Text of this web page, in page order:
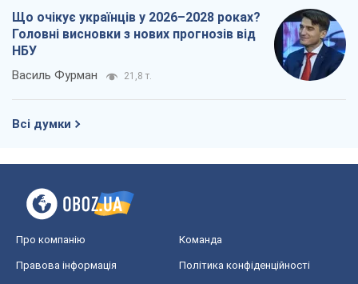
Що очікує українців у 2026–2028 роках?
Головні висновки з нових прогнозів від
НБУ
Василь Фурман 21,8 т.
Всі думки
Про компанію Команда
Правова інформація Політика конфіденційності